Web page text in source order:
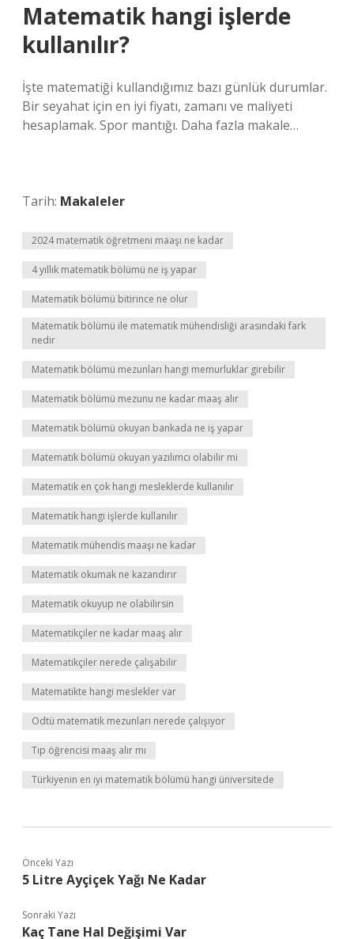
Matematik hangi işlerde
kullanılır?
İşte matematiği kullandığımız bazı günlük durumlar.
Bir seyahat için en iyi fiyatı, zamanı ve maliyeti
hesaplamak. Spor mantığı. Daha fazla makale…
Tarih: Makaleler
2024 matematik öğretmeni maaşı ne kadar
4 yıllık matematik bölümü ne iş yapar
Matematik bölümü bitirince ne olur
Matematik bölümü ile matematik mühendisliği arasındaki fark
nedir
Matematik bölümü mezunları hangi memurluklar girebilir
Matematik bölümü mezunu ne kadar maaş alır
Matematik bölümü okuyan bankada ne iş yapar
Matematik bölümü okuyan yazılımcı olabilir mi
Matematik en çok hangi mesleklerde kullanılır
Matematik hangi işlerde kullanılır
Matematik mühendis maaşı ne kadar
Matematik okumak ne kazandırır
Matematik okuyup ne olabilirsin
Matematikçiler ne kadar maaş alır
Matematikçiler nerede çalışabilir
Matematikte hangi meslekler var
Odtü matematik mezunları nerede çalışıyor
Tıp öğrencisi maaş alır mı
Türkiyenin en iyi matematik bölümü hangi üniversitede
Önceki Yazı
5 Litre Ayçiçek Yağı Ne Kadar
Sonraki Yazı
Kaç Tane Hal Değişimi Var